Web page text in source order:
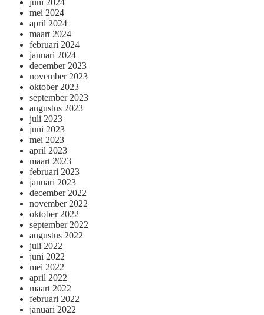
mei 2024
april 2024
maart 2024
februari 2024
januari 2024
december 2023
november 2023
oktober 2023
september 2023
augustus 2023
juli 2023
juni 2023
mei 2023
april 2023
maart 2023
februari 2023
januari 2023
december 2022
november 2022
oktober 2022
september 2022
augustus 2022
juli 2022
juni 2022
mei 2022
april 2022
maart 2022
februari 2022
januari 2022